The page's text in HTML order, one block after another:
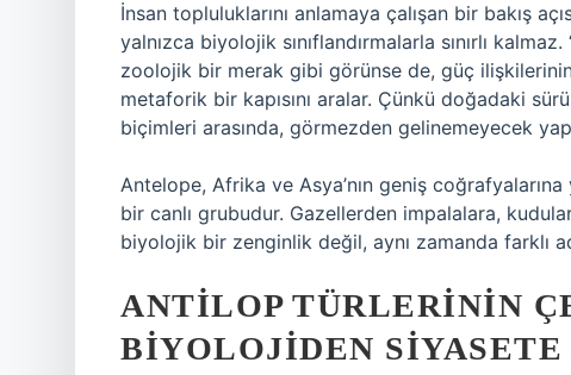
İnsan topluluklarını anlamaya çalışan bir bakış
yalnızca biyolojik sınıflandırmalarla sınırlı
zoolojik bir merak gibi görünse de, güç
metaforik bir kapısını aralar. Çünkü doğadaki
biçimleri arasında, görmezden gelinemeyecek
Antelope, Afrika ve Asya’nın geniş
bir canlı grubudur. Gazellerden impalalara,
biyolojik bir zenginlik değil, aynı zamanda farklı
ANTILOP TÜRLERININ
BIYOLOJIDEN